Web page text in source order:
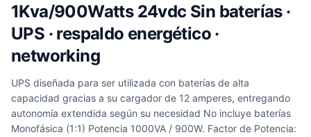
1Kva/900Watts 24vdc Sin baterías ·
UPS · respaldo energético ·
networking
UPS diseñada para ser utilizada con baterías de alta
capacidad gracias a su cargador de 12 amperes, entregando
autonomía extendida según su necesidad No incluye baterías
Monofásica (1:1) Potencia 1000VA / 900W. Factor de Potencia: